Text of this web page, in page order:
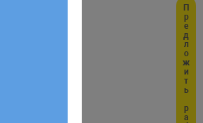
Предложить работу